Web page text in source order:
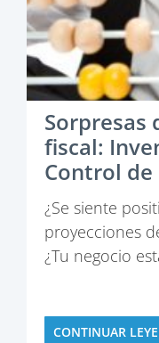
Sorpresas
fiscal:
Control de
¿Se siente
proyecciones
¿Tu negocio
CONTINUAR